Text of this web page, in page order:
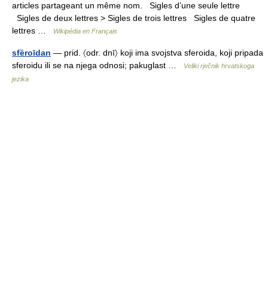
articles partageant un même nom. Sigles d’une seule lettre
Sigles de deux lettres > Sigles de trois lettres Sigles de quatre
lettres …
Wikipédia en Français
sfȅroīdan — prid. 〈odr. dnī〉 koji ima svojstva sferoida, koji pripada
sferoidu ili se na njega odnosi; pakuglast …
Veliki rječnik hrvatskoga
jezika